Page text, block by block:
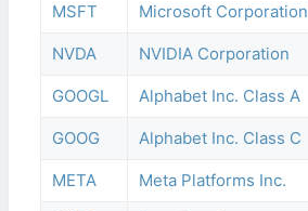
MSFT Microsoft Corporation
NVDA NVIDIA Corporation
GOOGL Alphabet Inc. Class A
GOOG Alphabet Inc. Class C
META Meta Platforms Inc.